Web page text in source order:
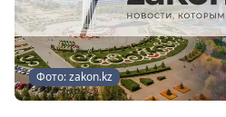
Фото: zakon.kz